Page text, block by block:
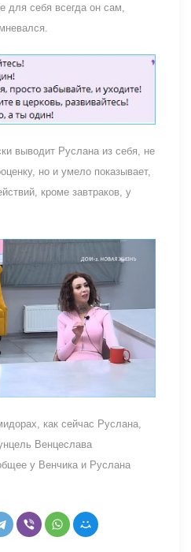
для себя всегда он сам,
выводит Руслана из себя, не
но и умело показывает,
кроме завтраков, у
как сейчас Руслана,
Венцеслава
у Венчика и Руслана